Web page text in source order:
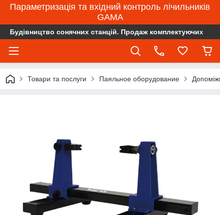
Параметризація та вхідний контроль лічильників
GAMA
Будівництво сонячних станцій. Продаж комплектуючих
Товари та послуги Паяльное оборудование